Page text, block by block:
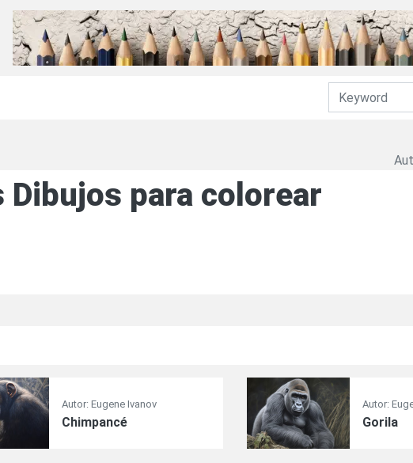
Dibujos para colorear
Autor: Eugene Ivanov
Chimpancé
Autor:
Gorila